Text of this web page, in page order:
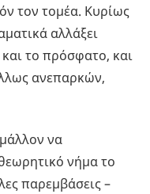
τον τομέα. Κυρίως
αλλάξει
το πρόσφατο, και
ανεπαρκών,
να
νήμα το
παρεμβάσεις –